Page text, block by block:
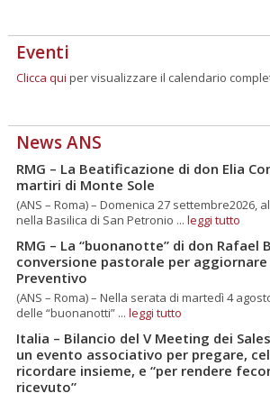
Eventi
Clicca qui per visualizzare il calendario
News ANS
RMG – La Beatificazione di don Elia
martiri di Monte Sole
(ANS – Roma) – Domenica 27 settembre2026,
nella Basilica di San Petronio ... leggi tutto
RMG – La “buonanotte” di don Rafael
conversione pastorale per aggiornare
Preventivo
(ANS – Roma) – Nella serata di martedì 4
delle “buonanotti” ... leggi tutto
Italia – Bilancio del V Meeting dei
un evento associativo per pregare,
ricordare insieme, e “per rendere
ricevuto”